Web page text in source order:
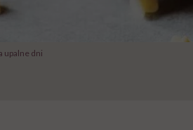
upalne dni